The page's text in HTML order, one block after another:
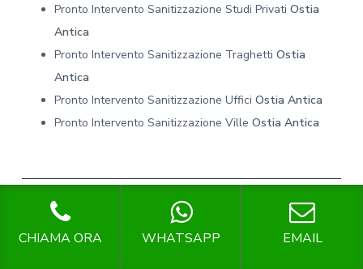
Pronto Intervento Sanitizzazione Studi Privati Ostia
Antica
Pronto Intervento Sanitizzazione Traghetti Ostia
Antica
Pronto Intervento Sanitizzazione Uffici Ostia Antica
Pronto Intervento Sanitizzazione Ville Ostia Antica
CHIAMA ORA WHATSAPP EMAIL